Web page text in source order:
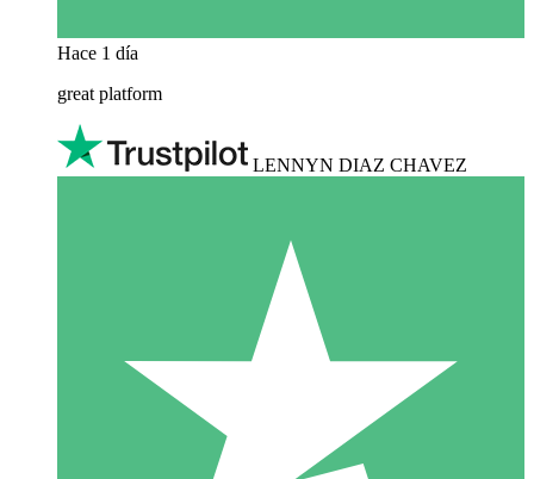
Hace 1 día
great platform
LENNYN DIAZ CHAVEZ